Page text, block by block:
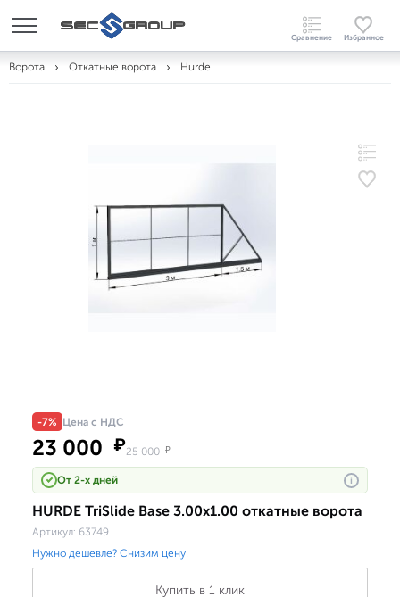
Ворота Откатные ворота Hurde
-7% Цена с НДС
23 000 ₽25 000₽
От 2-х дней i
HURDE TriSlide Base 3.00x1.00 откатные ворота
Артикул: 63749
Нужно дешевле? Снизим цену!
Купить в 1 клик